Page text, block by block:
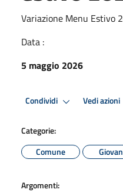
Variazione Menu Estivo
Data :
5 maggio 2026
Condividi Vedi azioni
Categorie:
Comune
Argomenti: